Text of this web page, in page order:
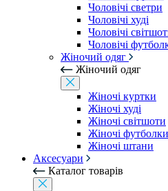
Чоловічі светри
Чоловічі худі
Чоловічі
Чоловічі
Жіночий одяг
Жіночий одяг
Жіночі куртки
Жіночі худі
Жіночі світшоти
Жіночі футболки
Жіночі штани
Аксесуари
Каталог товарів